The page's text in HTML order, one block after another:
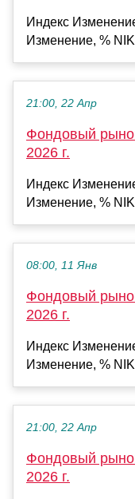
Индекс
Изменение, %
21:00, 22 Апр
Фондовый
2026 г.
Индекс
Изменение, %
08:00, 11 Янв
Фондовый
2026 г.
Индекс
Изменение, %
21:00, 22 Апр
Фондовый
2026 г.